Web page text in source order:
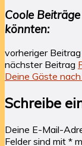
Coole
könnten:
vorheriger Beitrag
nächster Beitrag
Deine Gäste
Schreibe
Deine E-Mail-
Felder sind mit *